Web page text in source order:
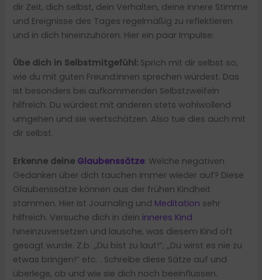
dir Zeit, dich selbst, dein Verhalten, deine innere Stimme
und Ereignisse des Tages regelmäßig zu reflektieren
und in dich hineinzuhören. Hier ein paar Impulse:
Übe dich in Selbstmitgefühl: Sprich mit dir selbst so,
wie du mit guten Freund:innen sprechen würdest. Das
ist besonders bei aufkommenden Selbstzweifeln
hilfreich. Du würdest mit anderen stets wohlwollend
umgehen und sie wertschätzen. Also tue dies auch mit
dir selbst.
Erkenne deine Glaubenssätze: Welche negativen
Gedanken über dich tauchen immer wieder auf? Diese
Glaubenssätze können aus der frühen Kindheit
stammen. Hier ist Journaling und Meditation sehr
hilfreich. Versuche dich in dein inneres Kind
hineinzuversetzen und lausche, was diesem Kind oft
gesagt wurde. Z.b. ,,Du bist zu laut!“, ,,Du wirst es nie zu
etwas bringen!“ etc. . Schreibe diese Sätze auf und
überlege, ob und wie sie dich noch beeinflussen.